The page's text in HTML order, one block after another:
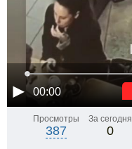
00:00
Просмотры
387
За сегодня
0